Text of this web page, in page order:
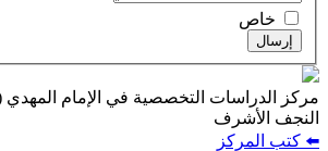
خاص
إرسال
مركز الدراسات التخصصية في الإمام
النجف الأشرف
⬅️ كتب المركز